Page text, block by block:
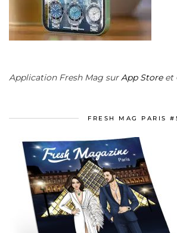
Application Fresh Mag surApp Storeet
FRESH MAG PARIS